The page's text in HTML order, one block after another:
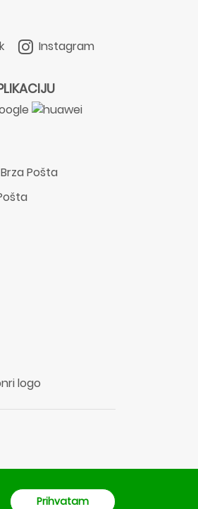
Instagram
Prihvatam